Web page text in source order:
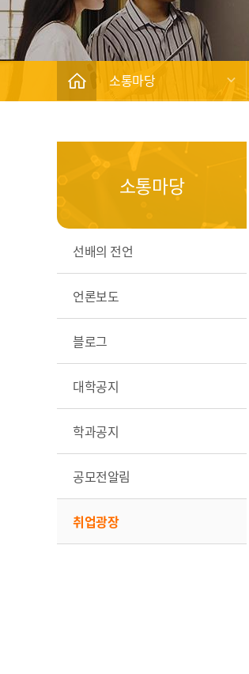
소통마당
소통마당
선배의 전언
언론보도
블로그
대학공지
학과공지
공모전알림
취업광장